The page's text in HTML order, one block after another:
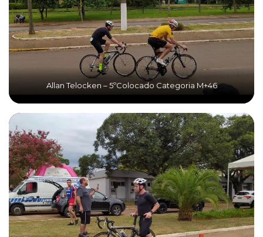
Allan Telocken – 5ºColocado Categoria M+46